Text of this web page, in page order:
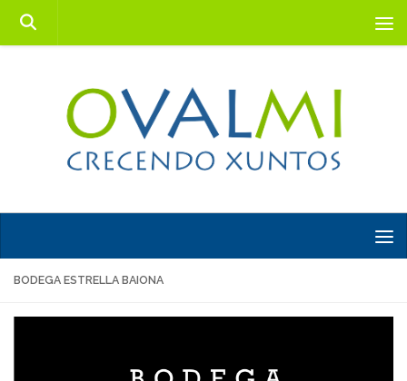
Saltar al contenido
BODEGA ESTRELLA BAIONA